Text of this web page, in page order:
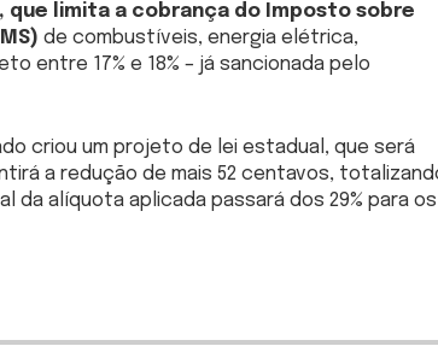
que limita a cobrança do Imposto sobre
de combustíveis, energia elétrica,
entre 17% e 18% – já sancionada pelo
criou um projeto de lei estadual, que será
a redução de mais 52 centavos,
da alíquota aplicada passará dos 29% para os